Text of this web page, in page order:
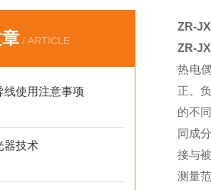
/ ARTICLE
线使用注意事项
器技术
ZR-
ZR-
热电
正、
的不
同成
接与
测量